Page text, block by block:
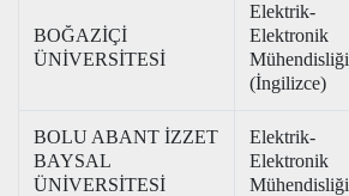
BOĞAZİÇİ
ÜNİVERSİTESİ
Elektrik-
Elektronik
Mühendisliği
(İngilizce)
BOLU ABANT İZZET
BAYSAL
ÜNİVERSİTESİ
Elektrik-
Elektronik
Mühendisliği